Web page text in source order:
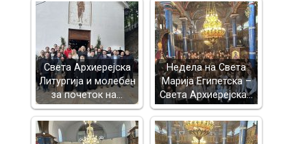
Света Архиерејска
Литургија и молебен
за почеток на…
Недела на Света
Марија Египетска –
Света Архиерејска…